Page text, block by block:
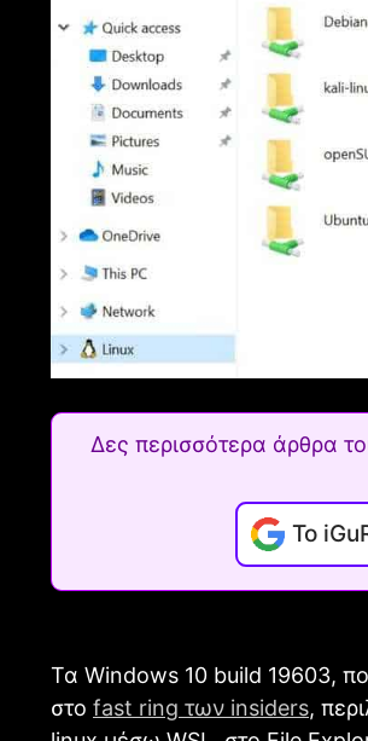
Δες περισσότερα άρθρα
Το
Τα Windows 10 build 19603,
στο fast ring των insiders,